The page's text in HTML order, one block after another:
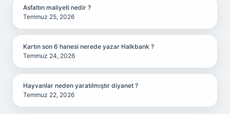
Asfaltın maliyeti nedir ?
Temmuz 25, 2026
Kartın son 6 hanesi nerede yazar Halkbank ?
Temmuz 24, 2026
Hayvanlar neden yaratılmıştır diyanet ?
Temmuz 22, 2026